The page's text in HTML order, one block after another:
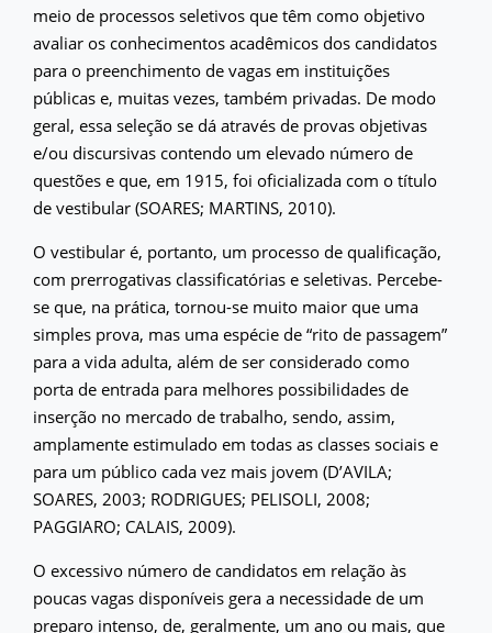
meio de processos seletivos que têm como objetivo
avaliar os conhecimentos acadêmicos dos candidatos
para o preenchimento de vagas em instituições
públicas e, muitas vezes, também privadas. De modo
geral, essa seleção se dá através de provas objetivas
e/ou discursivas contendo um elevado número de
questões e que, em 1915, foi oficializada com o título
de vestibular (SOARES; MARTINS, 2010).
O vestibular é, portanto, um processo de qualificação,
com prerrogativas classificatórias e seletivas. Percebe-
se que, na prática, tornou-se muito maior que uma
simples prova, mas uma espécie de “rito de passagem”
para a vida adulta, além de ser considerado como
porta de entrada para melhores possibilidades de
inserção no mercado de trabalho, sendo, assim,
amplamente estimulado em todas as classes sociais e
para um público cada vez mais jovem (D’AVILA;
SOARES, 2003; RODRIGUES; PELISOLI, 2008;
PAGGIARO; CALAIS, 2009).
O excessivo número de candidatos em relação às
poucas vagas disponíveis gera a necessidade de um
preparo intenso, de, geralmente, um ano ou mais, que